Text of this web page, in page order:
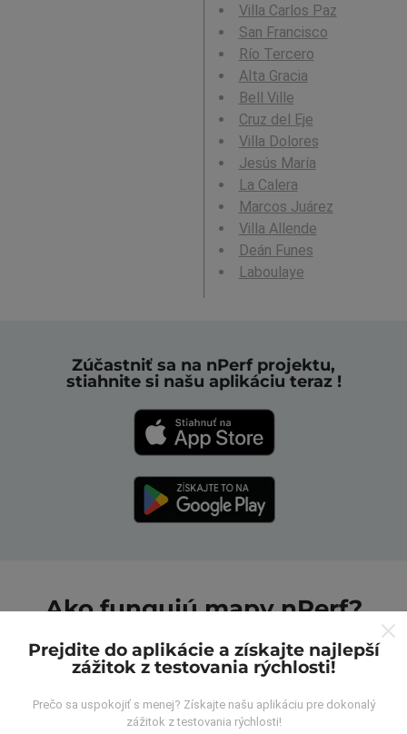
Villa Carlos Paz
San Francisco
Río Tercero
Alta Gracia
Bell Ville
Cruz del Eje
Villa Dolores
Jesús María
La Calera
Marcos Juárez
Villa Allende
Deán Funes
Laboulaye
Zúčastniť sa na nPerf projektu,
stiahnite si našu aplikáciu teraz !
Ako fungujú mapy nPerf?
Prejdite do aplikácie a získajte najlepší
zážitok z testovania rýchlosti!
Prečo sa uspokojiť s menej? Získajte našu aplikáciu pre dokonalý
zážitok z testovania rýchlosti!